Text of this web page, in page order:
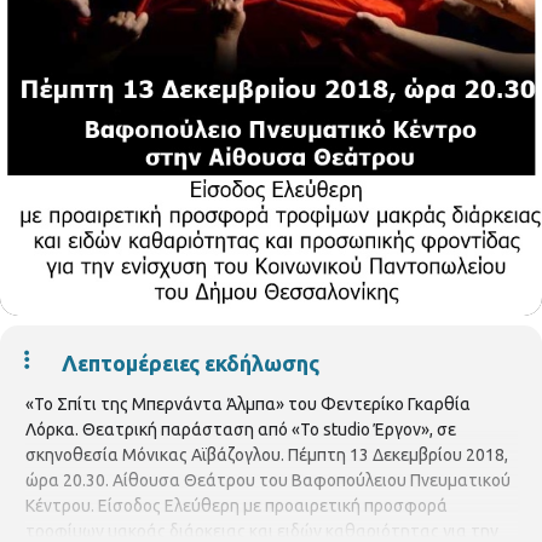
Λεπτομέρειες εκδήλωσης
«Το Σπίτι της Μπερνάντα Άλμπα» του Φεντερίκο Γκαρθία
Λόρκα. Θεατρική παράσταση από «Το studio Έργον», σε
σκηνοθεσία Μόνικας Αϊβάζογλου. Πέμπτη 13 Δεκεμβρίου 2018,
ώρα 20.30. Αίθουσα Θεάτρου του Βαφοπούλειου Πνευματικού
Κέντρου. Είσοδος Ελεύθερη με προαιρετική προσφορά
τροφίμων μακράς διάρκειας και ειδών καθαριότητας για την